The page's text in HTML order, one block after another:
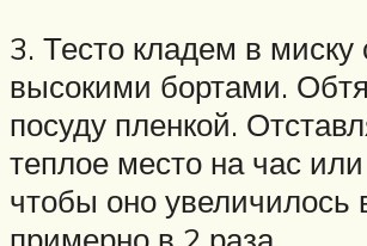
3. Тесто кладем в миску
высокими бортами.
посуду пленкой.
теплое место на час
чтобы оно увеличилось